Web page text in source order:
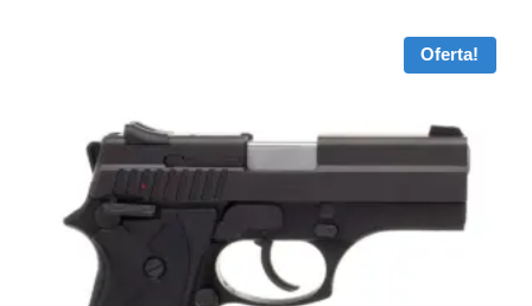
Oferta!